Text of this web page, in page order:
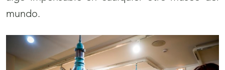
mundo.